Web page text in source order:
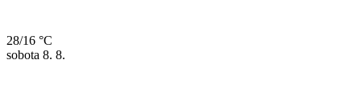
28/16 °C
sobota 8. 8.